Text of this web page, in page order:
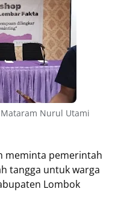
Nurul Utami
meminta pemerintah
tangga untuk warga
Lombok